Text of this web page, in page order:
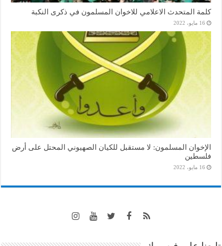
كلمة المتحدث الاعلامي للاخوان المسلمون في ذكرى النكبة
16 مايو، 2022
الإخوان المسلمون: لا مستقبل للكيان الصهيوني المحتل على أرض
فلسطين
16 مايو، 2022